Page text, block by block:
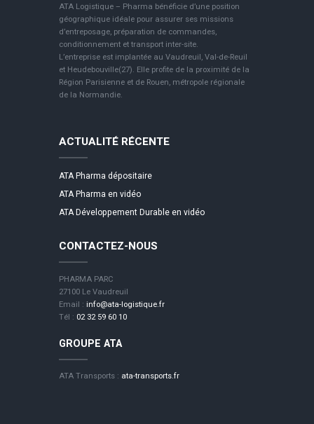
ATA Logistique – Pharma bénéficie d’une position
géographique idéale pour assurer ses missions
d’entreposage, préparation de commandes,
conditionnement et transport inter-site.
L’entreprise est implantée au Vaudreuil, Val-de-Reuil
et Heudebouville(27). Elle profite de la proximité de la
Région Parisienne et de Rouen, métropole régionale
de la Normandie.
ACTUALITÉ RÉCENTE
ATA Pharma dépositaire
ATA Pharma en vidéo
ATA Développement Durable en vidéo
CONTACTEZ-NOUS
PHARMA PARC
27100 Le Vaudreuil
Email : info@ata-logistique.fr
Tél : 02 32 59 60 10
GROUPE ATA
ATA Transports : ata-transports.fr